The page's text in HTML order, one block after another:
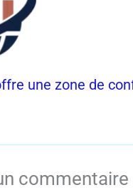
une zone de
commentaire